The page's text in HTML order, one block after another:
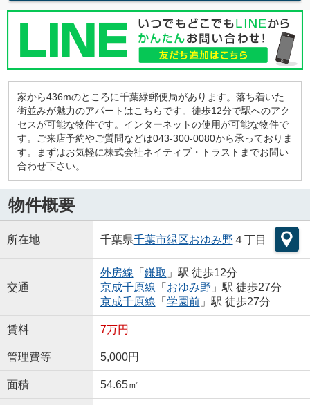
家から436mのところに千葉緑郵便局があります。落ち着いた
街並みが魅力のアパートはこちらです。徒歩12分で駅へのアク
セスが可能な物件です。インターネットの使用が可能な物件で
す。ご来店予約やご質問などは043-300-0080から承っておりま
す。まずはお気軽に株式会社ネイティブ・トラストまでお問い
合わせ下さい。
物件概要
所在地 千葉県千葉市緑区おゆみ野 ４丁目
交通
外房線 「 鎌取 」駅 徒歩12分
京成千原線 「 おゆみ野 」駅 徒歩27分
京成千原線 「 学園前」駅 徒歩27分
賃料 7万円
管理費等 5,000円
面積 54.65㎡